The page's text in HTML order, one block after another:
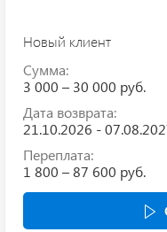
Новый клиент
Сумма:
3 000 – 30 000 руб.
Дата возврата:
21.10.2026 -
Переплата:
1 800 – 87 600 руб.